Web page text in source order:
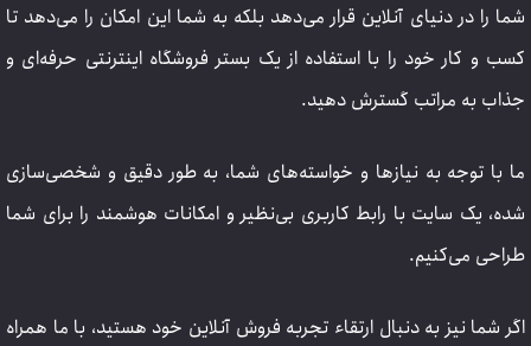
شما را در دنیای آنلاین قرار می‌دهد بلکه به شما این امکان را می‌دهد تا
کسب و کار خود را با استفاده از یک بستر فروشگاه اینترنتی حرفه‌ای و
جذاب به مراتب گسترش دهید.
ما با توجه به نیازها و خواسته‌های شما، به طور دقیق و شخصی‌سازی
شده، یک سایت با رابط کاربری بی‌نظیر و امکانات هوشمند را برای شما
طراحی می‌کنیم.
اگر شما نیز به دنبال ارتقاء تجربه فروش آنلاین خود هستید، با ما همراه